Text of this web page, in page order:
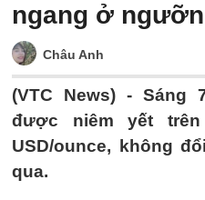
ngang ở
Châu Anh
(VTC News) - Sáng
được niêm yết
USD/ounce, không
qua.